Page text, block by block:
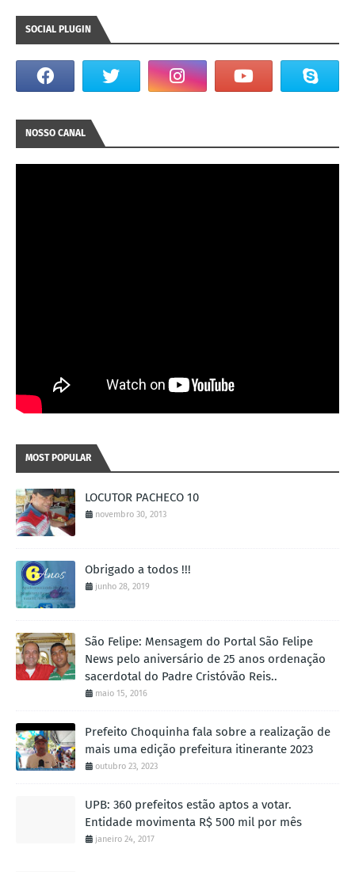
SOCIAL PLUGIN
NOSSO CANAL
MOST POPULAR
LOCUTOR PACHECO 10
novembro 30, 2013
Obrigado a todos !!!
junho 28, 2019
São Felipe: Mensagem do Portal São Felipe
News pelo aniversário de 25 anos ordenação
sacerdotal do Padre Cristóvão Reis..
maio 15, 2016
Prefeito Choquinha fala sobre a realização de
mais uma edição prefeitura itinerante 2023
outubro 23, 2023
UPB: 360 prefeitos estão aptos a votar.
Entidade movimenta R$ 500 mil por mês
janeiro 24, 2017